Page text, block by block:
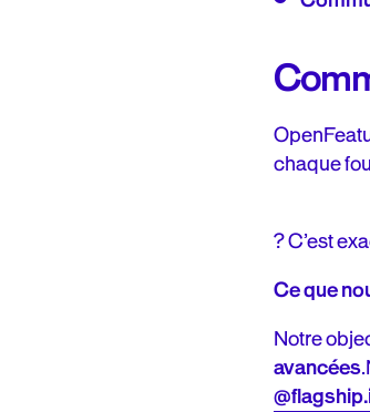
chaque
? C’est
Ce que
Notre
avancées